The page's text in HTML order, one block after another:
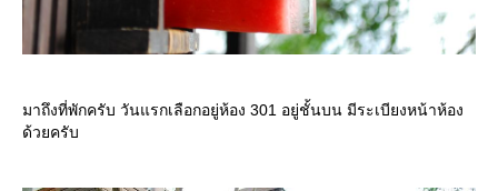
มาถึงที่พักครับ วันแรกเลือกอยู่ห้อง 301 อยู่ชั้นบน มีระเบียงหน้าห้อง
ด้วยครับ